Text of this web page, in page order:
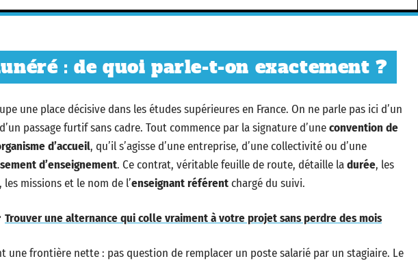
: de quoi parle-t-on exactement ?
une place décisive dans les études supérieures en France. On ne parle pas ici d’un
passage furtif sans cadre. Tout commence par la signature d’uneconvention de
d’accueil, qu’il s’agisse d’une entreprise, d’une collectivité ou d’une
d’enseignement. Ce contrat, véritable feuille de route, détaille ladurée, les
missions et le nom de l’enseignant référentchargé du suivi.
Trouver une alternance qui colle vraiment à votre projet sans perdre des mois
une frontière nette : pas question de remplacer un poste salarié par un stagiaire. Le